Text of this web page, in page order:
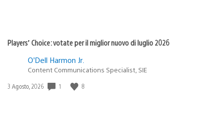
Players’ Choice: votate per il miglior nuovo di luglio 2026
O’Dell Harmon Jr.
Content Communications Specialist, SIE
Data
3 Agosto, 2026 1 8